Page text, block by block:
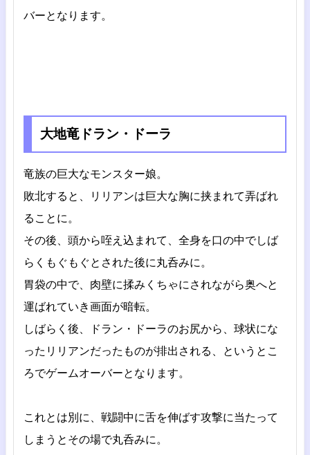
バーとなります。
大地竜ドラン・ドーラ
竜族の巨大なモンスター娘。
敗北すると、リリアンは巨大な胸に挟まれて弄ばれ
ることに。
その後、頭から咥え込まれて、全身を口の中でしば
らくもぐもぐとされた後に丸呑みに。
胃袋の中で、肉壁に揉みくちゃにされながら奥へと
運ばれていき画面が暗転。
しばらく後、ドラン・ドーラのお尻から、球状にな
ったリリアンだったものが排出される、というとこ
ろでゲームオーバーとなります。
これとは別に、戦闘中に舌を伸ばす攻撃に当たって
しまうとその場で丸呑みに。